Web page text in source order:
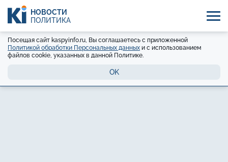
НОВОСТИ
ПОЛИТИКА
Посещая сайт kaspyinfo.ru, Вы соглашаетесь с приложенной
Политикой обработки Персональных данных и с использованием
файлов cookie, указанных в данной Политике.
OK